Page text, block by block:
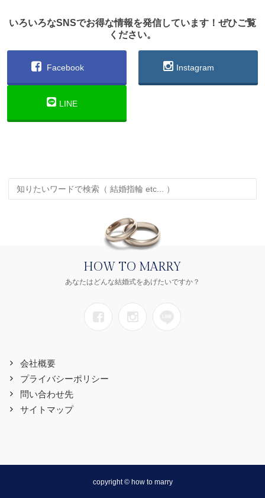
いろいろなSNSでお得な情報を発信しています！ぜひご覧
ください。
Facebook Instagram
LINE
HOW TO MARRY
あなたはどんな結婚式をあげたいですか？
会社概要
プライバシーポリシー
問い合わせ先
サイトマップ
copyright © how to marry